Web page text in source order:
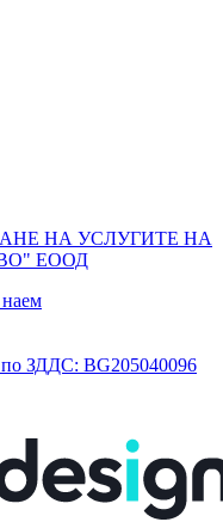
НА УСЛУГИТЕ НА
ЕООД
ЗДДС: BG205040096